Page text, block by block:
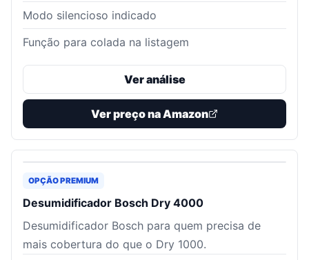
Modo silencioso indicado
Função para colada na listagem
Ver análise
Ver preço na Amazon
OPÇÃO PREMIUM
Desumidificador Bosch Dry 4000
Desumidificador Bosch para quem precisa de
mais cobertura do que o Dry 1000.